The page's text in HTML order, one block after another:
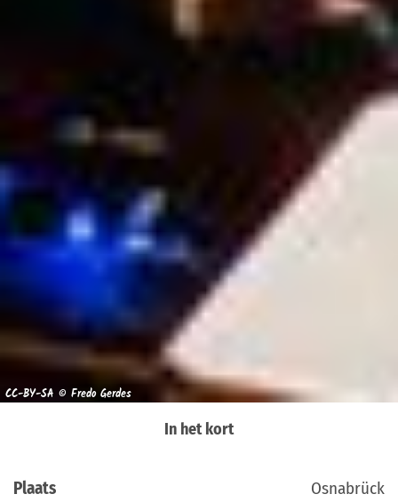
CC-BY-SA © Fredo Gerdes
In het kort
Plaats Osnabrück